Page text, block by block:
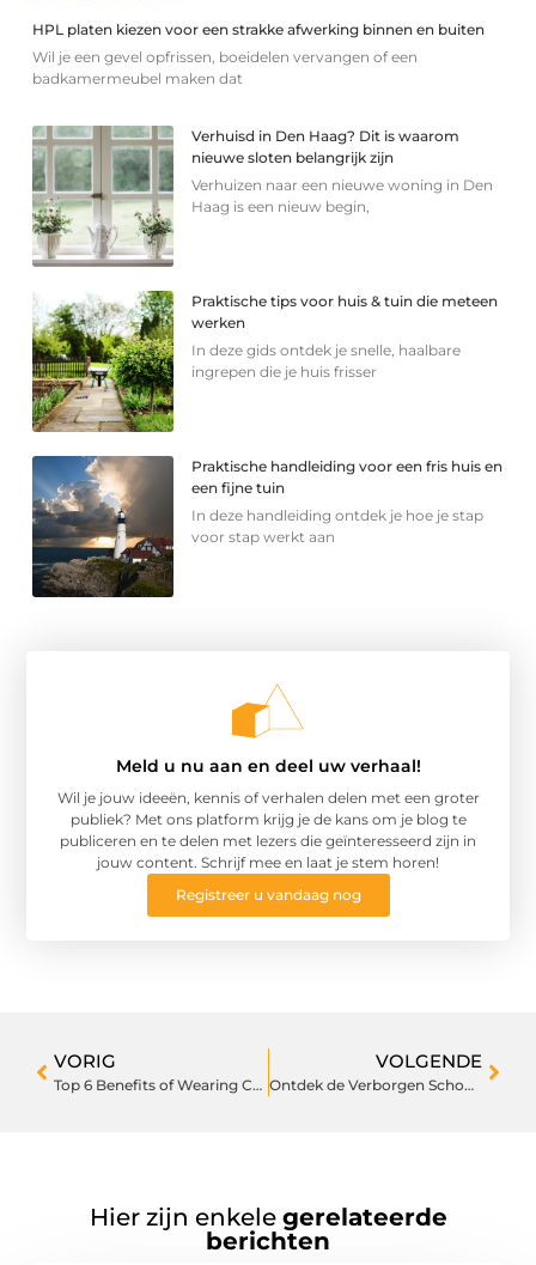
HPL platen kiezen voor een strakke afwerking binnen en buiten
Wil je een gevel opfrissen, boeidelen vervangen of een
badkamermeubel maken dat
Verhuisd in Den Haag? Dit is waarom
nieuwe sloten belangrijk zijn
Verhuizen naar een nieuwe woning in Den
Haag is een nieuw begin,
Praktische tips voor huis & tuin die meteen
werken
In deze gids ontdek je snelle, haalbare
ingrepen die je huis frisser
Praktische handleiding voor een fris huis en
een fijne tuin
In deze handleiding ontdek je hoe je stap
voor stap werkt aan
Meld u nu aan en deel uw verhaal!
Wil je jouw ideeën, kennis of verhalen delen met een groter
publiek? Met ons platform krijg je de kans om je blog te
publiceren en te delen met lezers die geïnteresseerd zijn in
jouw content. Schrijf mee en laat je stem horen!
Registreer u vandaag nog
VORIG
Top 6 Benefits of Wearing Compression Leggings When You Exercise
VOLGENDE
Ontdek de Verborgen Schoonheid van Wandelroutes Almelo
Hier zijn enkele gerelateerde
berichten